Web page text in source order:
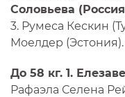
Соловьева
3. Румеса Кескин
Моелдер (Эстония).
До 58 кг. 1.
Рафаэла Селена